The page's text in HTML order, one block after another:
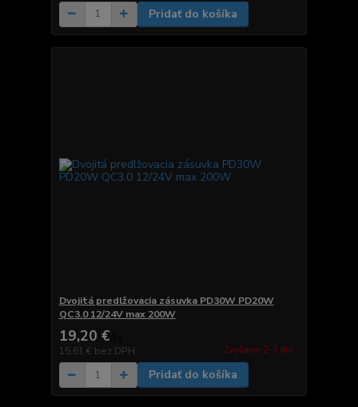
Pridať do košíka
Dvojitá predlžovacia zásuvka PD30W PD20W
QC3.0 12/24V max 200W
19,20 €
15,61 € bez DPH Zvyčajne 2-7 dni.
Pridať do košíka